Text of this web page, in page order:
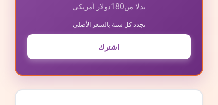
بدلا من180دولار أمريكي
تجدد كل سنة بالسعر الأصلي
اشترك